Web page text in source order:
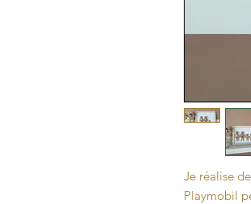
Je réalise
Playmobil